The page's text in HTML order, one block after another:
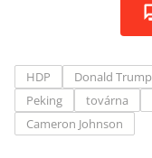
HDP Donald Trump
Peking
továrna
Cameron Johnson